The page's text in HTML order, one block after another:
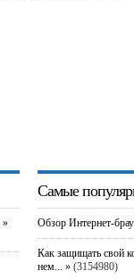
»
Самые
Обзор Интернет-
Как защищать свой
нем... »(3154980)